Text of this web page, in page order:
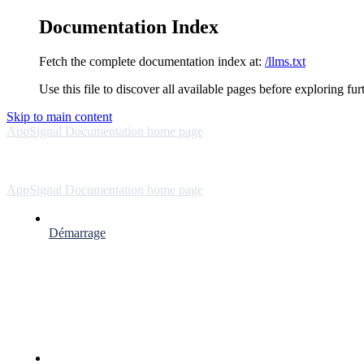
Documentation Index
Fetch the complete documentation index at: /llms.txt
Use this file to discover all available pages before exploring
Skip to main content
AppSignal Documentation home page
AppSignal Documentation home page
Démarrage